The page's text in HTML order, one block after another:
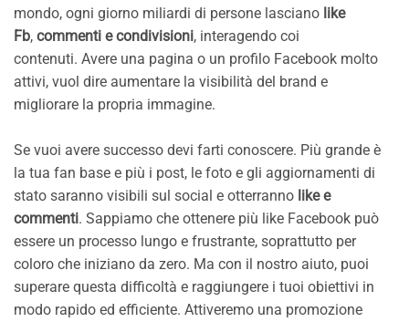
mondo, ogni giorno miliardi di persone lasciano like
Fb, commenti e condivisioni, interagendo coi
contenuti. Avere una pagina o un profilo Facebook molto
attivi, vuol dire aumentare la visibilità del brand e
migliorare la propria immagine.
Se vuoi avere successo devi farti conoscere. Più grande è
la tua fan base e più i post, le foto e gli aggiornamenti di
stato saranno visibili sul social e otterranno like e
commenti. Sappiamo che ottenere più like Facebook può
essere un processo lungo e frustrante, soprattutto per
coloro che iniziano da zero. Ma con il nostro aiuto, puoi
superare questa difficoltà e raggiungere i tuoi obiettivi in
modo rapido ed efficiente. Attiveremo una promozione